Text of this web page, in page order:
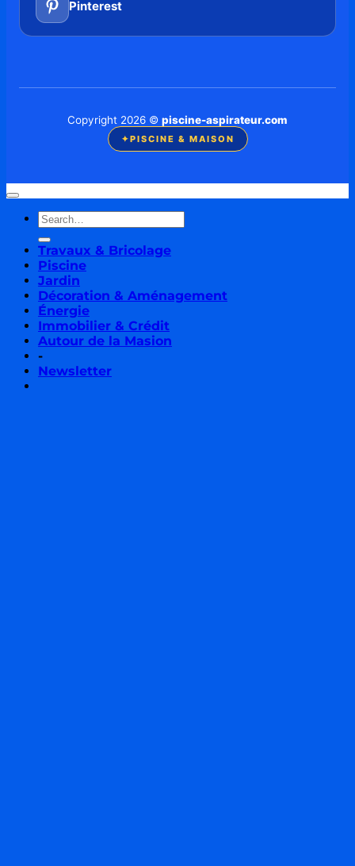
Pinterest
Copyright 2026 © piscine-aspirateur.com
✦PISCINE & MAISON
Travaux & Bricolage
Piscine
Jardin
Décoration & Aménagement
Énergie
Immobilier & Crédit
Autour de la Masion
-
Newsletter